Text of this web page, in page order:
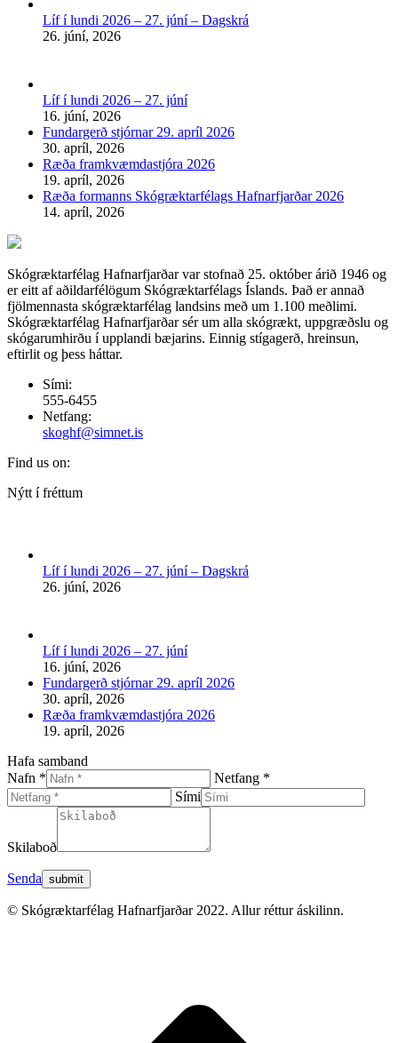
Líf í lundi 2026 – 27. júní – Dagskrá
26. júní, 2026
Líf í lundi 2026 – 27. júní
16. júní, 2026
Fundargerð stjórnar 29. apríl 2026
30. apríl, 2026
Ræða framkvæmdastjóra 2026
19. apríl, 2026
Ræða formanns Skógræktarfélags Hafnarfjarðar 2026
14. apríl, 2026
Skógræktarfélag Hafnarfjarðar var stofnað 25. október árið 1946 og
er eitt af aðildarfélögum Skógræktarfélags Íslands. Það er annað
fjölmennasta skógræktarfélag landsins með um 1.100 meðlimi.
Skógræktarfélag Hafnarfjarðar sér um alla skógrækt, uppgræðslu og
skógarumhirðu í upplandi bæjarins. Einnig stígagerð, hreinsun,
eftirlit og þess háttar.
Sími:
555-6455
Netfang:
skoghf@simnet.is
Find us on:
Facebook
new
window
Nýtt í fréttum
Líf í lundi 2026 – 27. júní – Dagskrá
26. júní, 2026
Líf í lundi 2026 – 27. júní
16. júní, 2026
Fundargerð stjórnar 29. apríl 2026
30. apríl, 2026
Ræða framkvæmdastjóra 2026
19. apríl, 2026
Hafa samband
Nafn *
Netfang *
Sími
Skilaboð
Senda
© Skógræktarfélag Hafnarfjarðar 2022. Allur réttur áskilinn.